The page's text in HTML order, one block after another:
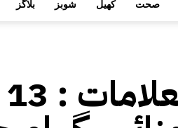
بلاگز شوبز کھیل صحت
: